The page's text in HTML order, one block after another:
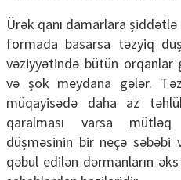
Ürək qanı damarlara
formada basarsa təzyiq
vəziyyətində bütün orqanlar
və şok meydana gələr.
müqayisədə daha az
qaralması varsa mütləq
düşməsinin bir neçə səbəbi
qəbul edilən dərmanların